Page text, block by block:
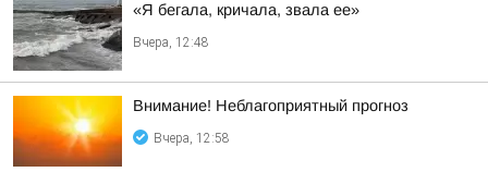
«Я бегала, кричала, звала ее»
Вчера, 12:48
Внимание! Неблагоприятный прогноз
Вчера, 12:58